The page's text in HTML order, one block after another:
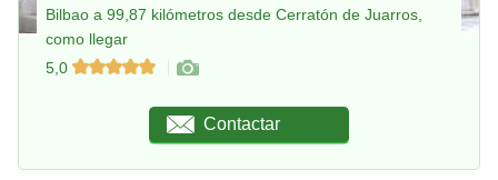
Bilbao a 99,87 kilómetros desde Cerratón de Juarros,
como llegar
5,0
Contactar